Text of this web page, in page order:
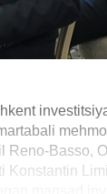
Basso,